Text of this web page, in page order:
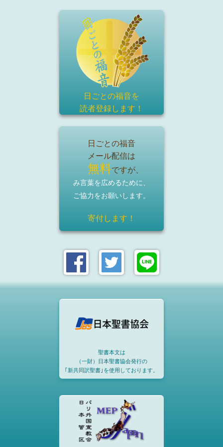
日ごとの福音を
読者登録します！
日ごとの福音
メール配信は
無料ですが、
み言葉を広めるために、
ご協力をお願いします。
寄付します！
聖書本文は
（一財）日本聖書協会発行の
｢新共同訳聖書｣を使用しております。